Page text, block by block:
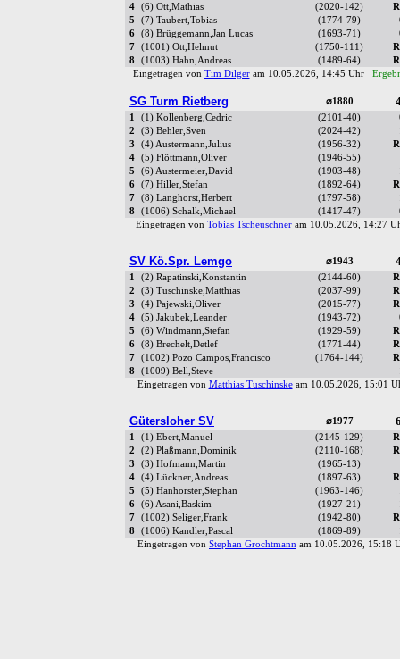
4
(6) Ott,Mathias (2020-142)
5
(7) Taubert,Tobias (1774-79)
6
(8) Brüggemann,Jan Lucas (1693-71)
7
(1001) Ott,Helmut (1750-111)
8
(1003) Hahn,Andreas (1489-64)
Eingetragen von Tim Dilgeram 10.05.2026, 14:45 Uhr
SG Turm Rietberg ⌀1880
1 (1) Kollenberg,Cedric (2101-40)
2
(3) Behler,Sven (2024-42)
3
(4) Austermann,Julius (1956-32)
4
(5) Flöttmann,Oliver (1946-55)
5
(6) Austermeier,David (1903-48)
6
(7) Hiller,Stefan (1892-64)
7
(8) Langhorst,Herbert (1797-58)
8
(1006) Schalk,Michael (1417-47)
Eingetragen von Tobias Tscheuschner am 10.05.2026, 14:27
SV Kö.Spr. Lemgo ⌀1943
1 (2) Rapatinski,Konstantin (2144-60)
2
(3) Tuschinske,Matthias (2037-99)
3
(4) Pajewski,Oliver (2015-77)
4
(5) Jakubek,Leander (1943-72)
5
(6) Windmann,Stefan (1929-59)
6
(8) Brechelt,Detlef (1771-44)
7
(1002) Pozo Campos,Francisco (1764-144)
8
(1009) Bell,Steve
Eingetragen von Matthias Tuschinskeam 10.05.2026, 15:01
Gütersloher SV ⌀1977
1 (1) Ebert,Manuel (2145-129)
2
(2) Plaßmann,Dominik (2110-168)
3
(3) Hofmann,Martin (1965-13)
4
(4) Lückner,Andreas (1897-63)
5
(5) Hanhörster,Stephan (1963-146)
6
(6) Asani,Baskim (1927-21)
7
(1002) Seliger,Frank (1942-80)
8
(1006) Kandler,Pascal (1869-89)
Eingetragen von Stephan Grochtmann am 10.05.2026,